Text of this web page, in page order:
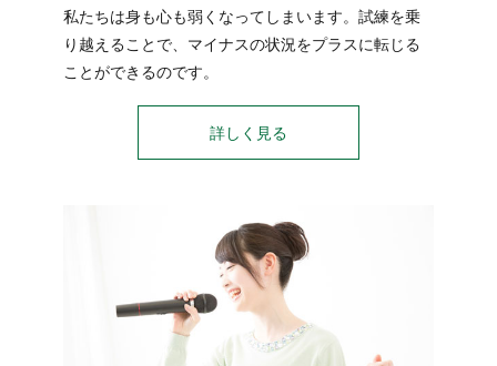
私たちは身も心も弱くなってしまいます。試練を乗
り越えることで、マイナスの状況をプラスに転じる
ことができるのです。
詳しく見る